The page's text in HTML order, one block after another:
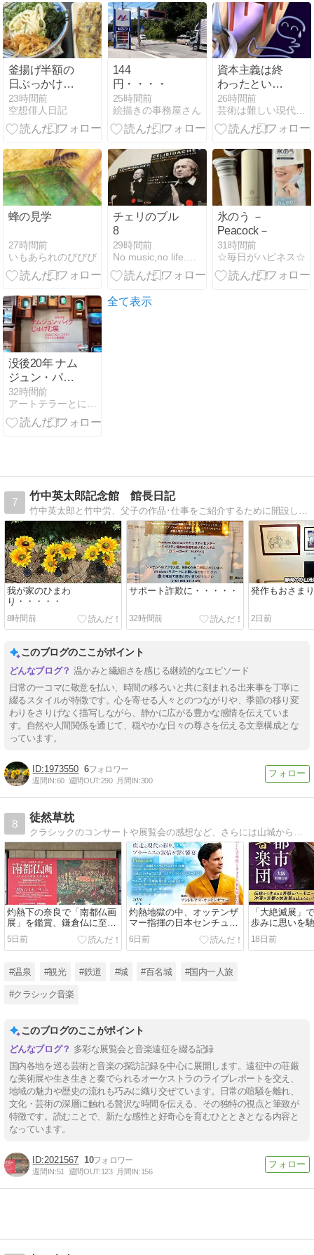
を食べてきま
した🍴@とき
わ台南口Cafe
Arica
釜揚げ半額の
日ぶっかけ冷
も半額だった
んで
23時間前
空想俳人日記
144
円・・・・
25時間前
絵描きの事務屋さん
資本主義は終
わったという
論説にご注意
【言葉の定義
がまちまちな
26時間前
芸術は難しい現代美術はわからない抽象絵画はちょっと・謎を理解
蜂の見学
27時間前
いもあられのびびび
チェリのブル
8
29時間前
No music,no life.〜みこのつれづれ〜
氷のう －
Peacock－
31時間前
☆毎日がハピネス☆
没後20年 ナム
ジュン・パイ
ク｜じゅげむ
展
32時間前
アートテラーとに〜のここにしかない美術室
全て表示
7
竹中英太郎記念館 館長日記
竹中英太郎と竹中労、父子の作品･仕事をご紹介するために開設した山梨県甲府市湯村温泉郷にある「湯村の杜 竹中英太郎記念館」のブログです。
我が家のひまわ
り・・・・・
8時間前
サポート詐欺に・・・・・
32時間前
発作もおさま
2日前
このブログのここがポイント
温かみと繊細さを感じる継続的なエピソード
日常の一コマに敬意を払い、時間の移ろいと共に刻まれる出来事を丁寧に
綴るスタイルが特徴です。心を寄せる人々とのつながりや、季節の移り変
わりをさりげなく描写しながら、静かに広がる豊かな感情を伝えていま
す。自然や人間関係を通じて、穏やかな日々の尊さを伝える文章構成とな
っています。
1973550 6
週間IN:60 週間OUT:290 月間IN:300
8
徒然草枕
クラシックのコンサートや展覧会の感想など、さらには山城から鉄道など脈絡のない趣味の網羅
灼熱下の奈良で「南都仏画
展」を鑑賞、鎌倉仏に至る
歴史の流れを体感する
5日前
灼熱地獄の中、オッテンザ
マー指揮の日本センチュリ
ーの定期に繰り出す
6日前
「大絶滅展」
歩みに思いを
沖澤指揮京響
あざとい演奏
18日前
#温泉 #観光 #鉄道 #城 #百名城 #国内一人旅
#クラシック音楽
このブログのここがポイント
多彩な展覧会と音楽遠征を綴る記録
国内各地を巡る芸術と音楽の探訪記録を中心に展開します。遠征中の荘厳
な美術展や生き生きと奏でられるオーケストラのライブレポートを交え、
地域の魅力や歴史の流れも巧みに織り交ぜています。日常の喧騒を離れ、
文化・芸術の深層に触れる贅沢な時間を伝える、その独特の視点と筆致が
特徴です。読むことで、新たな感性と好奇心を育むひとときとなる内容と
なっています。
2021567 10
週間IN:51 週間OUT:123 月間IN:156